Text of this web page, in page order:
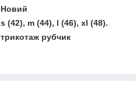
Новий
s (42), m (44), l (46), xl (48).
трикотаж рубчик